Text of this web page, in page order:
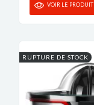
VOIR LE PRODUIT
RUPTURE DE STOCK